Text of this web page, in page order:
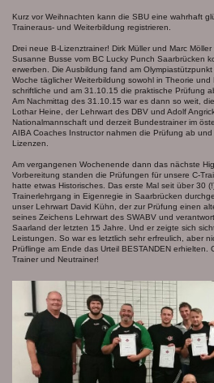
Kurz vor Weihnachten kann die SBU eine wahrhaft
Traineraus- und Weiterbildung registrieren.
Drei neue B-Lizenztrainer! Dirk Müller und Marc
Susanne Busse vom BC Lucky Punch Saarbrücken
erwerben. Die Ausbildung fand am
Woche täglicher Weiterbildung sowohl in Theorie
schriftliche und am 31.10.15 die praktische Prüfung
Am Nachmittag des 31.10.15 war es dann so weit,
Lothar Heine, der Lehrwart des DBV und Adolf
Nationalmannschaft und derzeit Bundestrainer im
AIBA Coaches Instructor nahmen die Prüfung ab
Lizenzen.
Am vergangenen Wochenende dann das nächste
Vorbereitung standen die Prüfungen für unsere C-
hatte etwas Historisches. Das erste Mal seit über 30
Trainerlehrgang in Eigenregie in Saarbrücken
unser Lehrwart David Kühn, der zur Prüfung einen
seines Zeichens Lehrwart des SWABV und
Saarland der letzten 15 Jahre. Und er zeigte sich
Leistungen. So war es letztlich sehr erfreulich, aber
Prüflinge am Ende das Urteil BESTANDEN erhielten.
Trainer und Neutrainer!